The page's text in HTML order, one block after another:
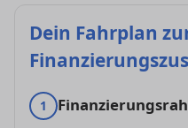
Dein Fahrplan
1